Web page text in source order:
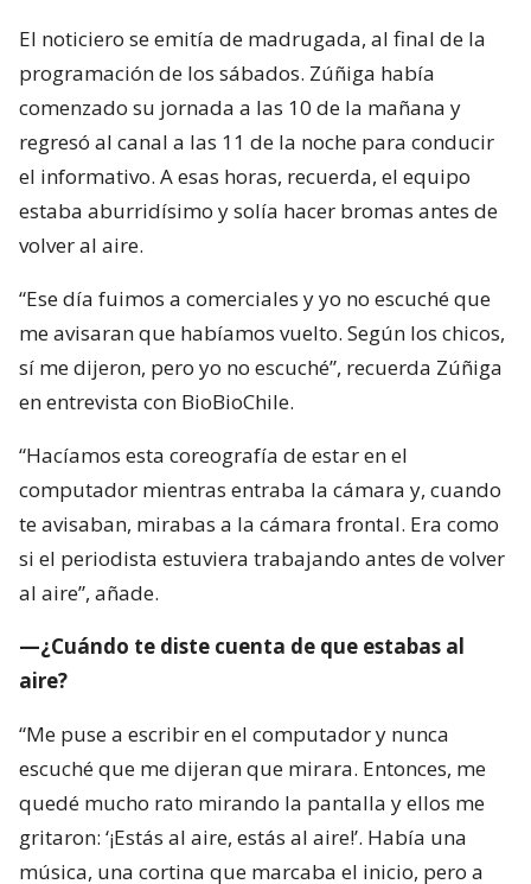
El noticiero se emitía de madrugada, al final de la
programación de los sábados. Zúñiga había
comenzado su jornada a las 10 de la mañana y
regresó al canal a las 11 de la noche para conducir
el informativo. A esas horas, recuerda, el equipo
estaba aburridísimo y solía hacer bromas antes de
volver al aire.
“Ese día fuimos a comerciales y yo no escuché que
me avisaran que habíamos vuelto. Según los chicos,
sí me dijeron, pero yo no escuché”, recuerda Zúñiga
en entrevista con BioBioChile.
“Hacíamos esta coreografía de estar en el
computador mientras entraba la cámara y, cuando
te avisaban, mirabas a la cámara frontal. Era como
si el periodista estuviera trabajando antes de volver
al aire”, añade.
—¿Cuándo te diste cuenta de que estabas al
aire?
“Me puse a escribir en el computador y nunca
escuché que me dijeran que mirara. Entonces, me
quedé mucho rato mirando la pantalla y ellos me
gritaron: ‘¡Estás al aire, estás al aire!’. Había una
música, una cortina que marcaba el inicio, pero a